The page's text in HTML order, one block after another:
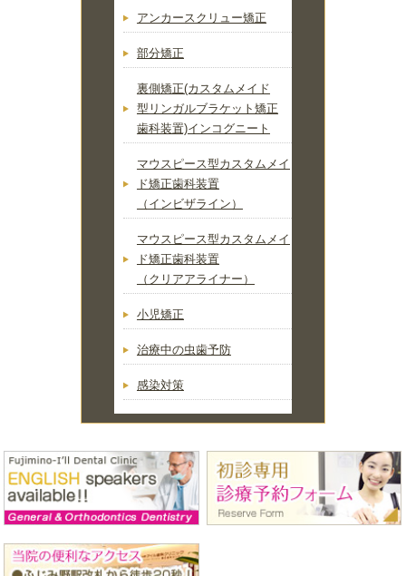
アンカースクリュー矯正
部分矯正
裏側矯正(カスタムメイド
型リンガルブラケット矯正
歯科装置)インコグニート
マウスピース型カスタムメイ
ド矯正歯科装置
（インビザライン）
マウスピース型カスタムメイ
ド矯正歯科装置
（クリアアライナー）
小児矯正
治療中の虫歯予防
感染対策